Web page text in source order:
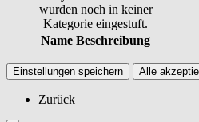
wurden noch in keiner
Kategorie eingestuft.
Name Beschreibung
Einstellungen speichern Alle
Zurück